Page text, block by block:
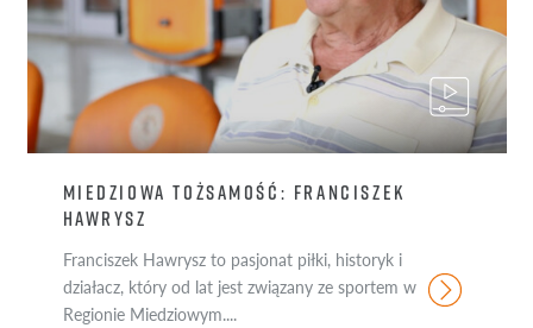
MIEDZIOWA TOŻSAMOŚĆ: FRANCISZEK
HAWRYSZ
Franciszek Hawrysz to pasjonat piłki, historyk i
działacz, który od lat jest związany ze sportem w
Regionie Miedziowym....